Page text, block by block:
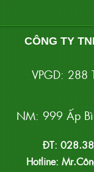
CÔNG TY
VPGD: 288
NM: 999 Ấp
ĐT:
Hotline: